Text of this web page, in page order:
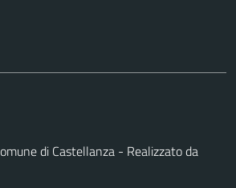
di Castellanza - Realizzato da